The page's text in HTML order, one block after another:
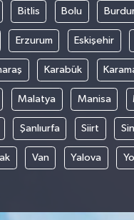
Bitlis Bolu
Erzurum Eskişehir
Karabük
Malatya Manisa
Şanlıurfa Siirt
Van Yalova